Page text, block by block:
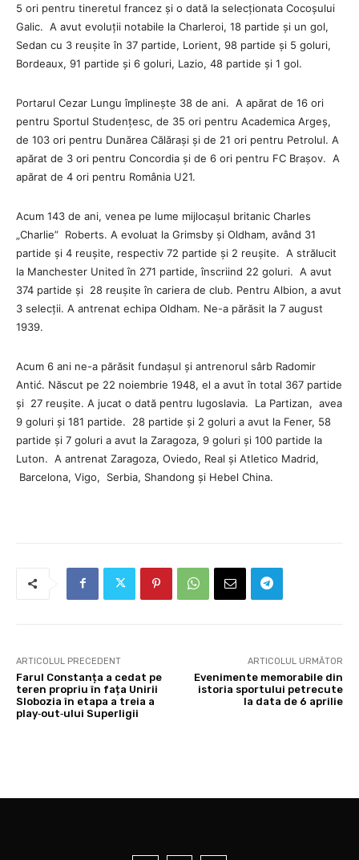
5 ori pentru tineretul francez și o dată la selecționata Cocoșului
Galic. A avut evoluții notabile la Charleroi, 18 partide și un gol,
Sedan cu 3 reușite în 37 partide, Lorient, 98 partide și 5 goluri,
Bordeaux, 91 partide și 6 goluri, Lazio, 48 partide și 1 gol.
Portarul Cezar Lungu împlinește 38 de ani. A apărat de 16 ori
pentru Sportul Studențesc, de 35 ori pentru Academica Argeș,
de 103 ori pentru Dunărea Călărași și de 21 ori pentru Petrolul. A
apărat de 3 ori pentru Concordia și de 6 ori pentru FC Brașov. A
apărat de 4 ori pentru România U21.
Acum 143 de ani, venea pe lume mijlocașul britanic Charles
„Charlie” Roberts. A evoluat la Grimsby și Oldham, având 31
partide și 4 reușite, respectiv 72 partide și 2 reușite. A strălucit
la Manchester United în 271 partide, înscriind 22 goluri. A avut
374 partide și 28 reușite în cariera de club. Pentru Albion, a avut
3 selecții. A antrenat echipa Oldham. Ne-a părăsit la 7 august
1939.
Acum 6 ani ne-a părăsit fundașul și antrenorul sârb Radomir
Antić. Născut pe 22 noiembrie 1948, el a avut în total 367 partide
și 27 reușite. A jucat o dată pentru Iugoslavia. La Partizan, avea
9 goluri și 181 partide. 28 partide și 2 goluri a avut la Fener, 58
partide și 7 goluri a avut la Zaragoza, 9 goluri și 100 partide la
Luton. A antrenat Zaragoza, Oviedo, Real și Atletico Madrid,
Barcelona, Vigo, Serbia, Shandong și Hebel China.
ARTICOLUL PRECEDENT
Farul Constanța a cedat pe
teren propriu în fața Unirii
Slobozia în etapa a treia a
play‑out‑ului Superligii
ARTICOLUL URMĂTOR
Evenimente memorabile din
istoria sportului petrecute
la data de 6 aprilie